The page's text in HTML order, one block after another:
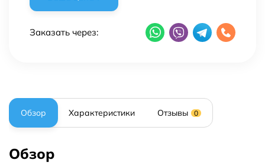
Заказать через:
Обзор Характеристики Отзывы 0
Обзор